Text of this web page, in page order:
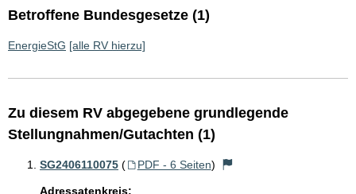
Betroffene Bundesgesetze (1)
EnergieStG [alle RV hierzu]
Zu diesem RV abgegebene grundlegende
Stellungnahmen/Gutachten (1)
SG2406110075 ( PDF - 6 Seiten)
Adressatenkreis: